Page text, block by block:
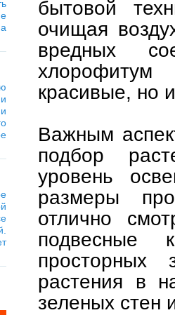
бытовой
очищая
вредных
красивые, но
Важным
подбор
уровень
размеры
отлично
подвесные
растения в
зеленых стен